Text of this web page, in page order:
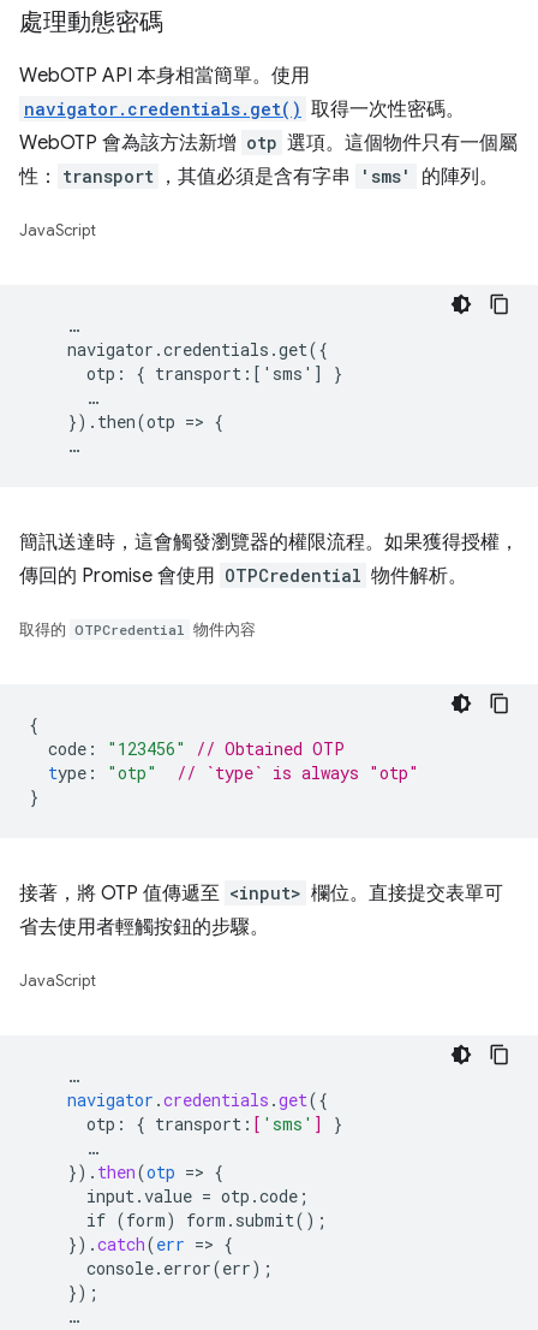
處理動態密碼
WebOTP API 本身相當簡單。使用
navigator.credentials.get() 取得一次性密碼。
WebOTP 會為該方法新增 otp 選項。這個物件只有一個屬
性：
transport ，其值必須是含有字串 'sms' 的陣列。
JavaScript
    …
    navigator.credentials.get({
      otp: { transport:['sms'] }
      …
    }).then(otp => {
簡訊送達時，這會觸發瀏覽器的權限流程。如果獲得授權，
傳回的 Promise 會使用 OTPCredential 物件解析。
取得的 OTPCredential 物件內容
{
code : "123456"
// Obtained OTP
type : "otp"
// `type` is always "otp"
}
接著，將 OTP 值傳遞至 <input> 欄位。直接提交表單可
省去使用者輕觸按鈕的步驟。
JavaScript
…
navigator .credentials .get({
otp : { transport : [ 'sms' ]
}
…
}) . then(otp => {
input.value = otp.code ;
if (form) form.submit() ;
}) .catch(err => {
console.error(err) ;
});
…